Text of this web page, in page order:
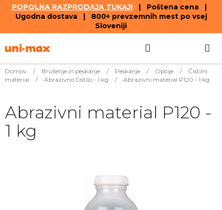
POPOLNA RAZPRODAJA TUKAJ!| Poštena cena |
Ugodna dostava | 800+ prevzemnih mest po vsej
Sloveniji
to
Domov / Brušenje in peskanje / Peskanje / Opcije /
Čistilni
material
/ Abrazivno čistilo - 1 kg / Abrazivni material P120 - 1 kg
Abrazivni material P120 -
1 kg